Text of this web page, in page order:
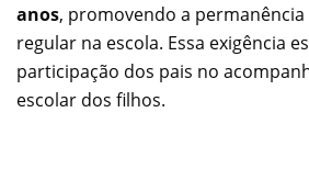
anos, promovendo a
regular na escola. Essa exigência
participação dos pais no
escolar dos filhos.